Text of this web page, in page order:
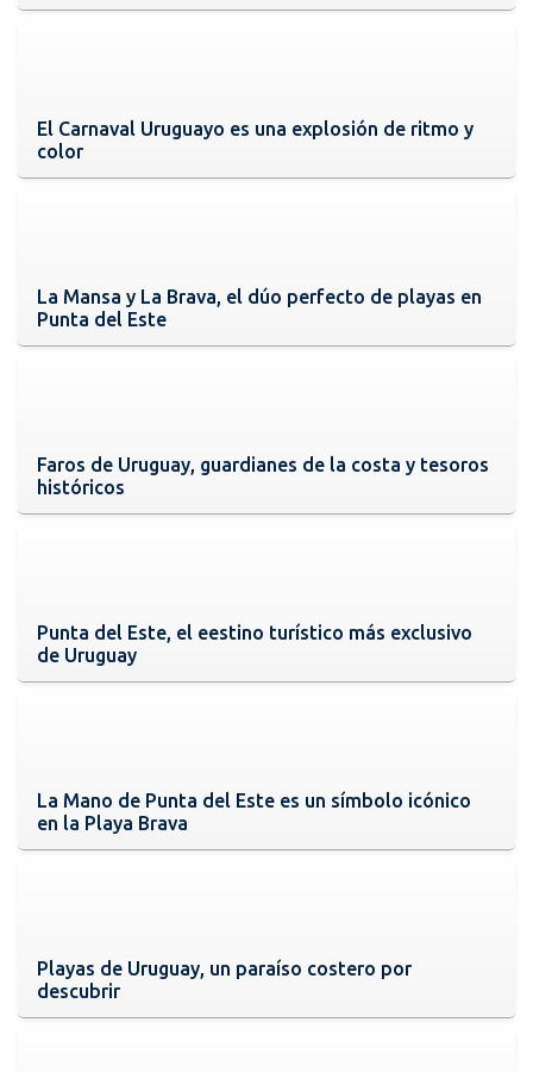
El Carnaval Uruguayo es una explosión de ritmo y
color
La Mansa y La Brava, el dúo perfecto de playas en
Punta del Este
Faros de Uruguay, guardianes de la costa y tesoros
históricos
Punta del Este, el eestino turístico más exclusivo
de Uruguay
La Mano de Punta del Este es un símbolo icónico
en la Playa Brava
Playas de Uruguay, un paraíso costero por
descubrir